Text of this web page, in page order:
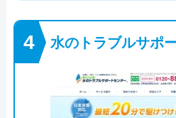
水のトラブルサポ